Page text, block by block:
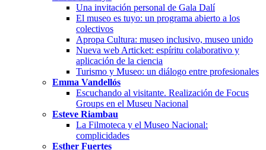
Una invitación personal de Gala Dalí
El museo es tuyo: un programa abierto a los
colectivos
Apropa Cultura: museo inclusivo, museo unido
Nueva web Articket: espíritu colaborativo y
aplicación de la ciencia
Turismo y Museo: un diálogo entre profesionales
Emma Vandellós
Escuchando al visitante. Realización de Focus
Groups en el Museu Nacional
Esteve Riambau
La Filmoteca y el Museo Nacional:
complicidades
Esther Fuertes